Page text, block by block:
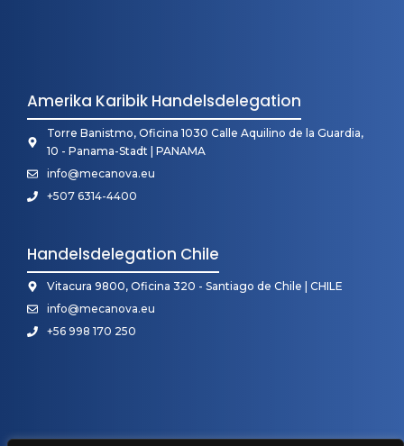
Amerika Karibik Handelsdelegation
Torre Banistmo, Oficina 1030 Calle Aquilino de la Guardia,
10 - Panama-Stadt | PANAMA
info@mecanova.eu
+507 6314-4400
Handelsdelegation Chile
Vitacura 9800, Oficina 320 - Santiago de Chile | CHILE
info@mecanova.eu
+56 998 170 250